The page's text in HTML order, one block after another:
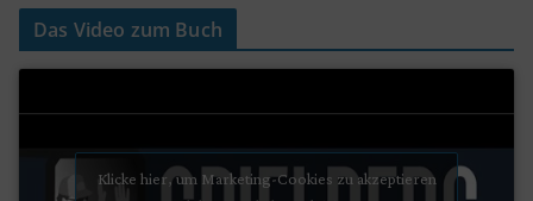
Das Video zum Buch
Klicke hier, um Marketing-Cookies zu akzeptieren